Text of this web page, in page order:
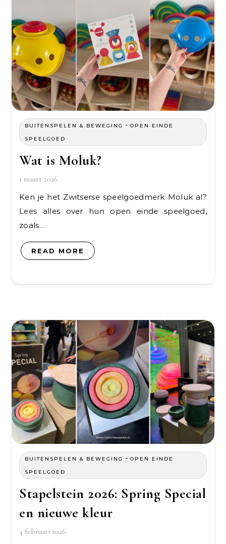
BUITENSPELEN & BEWEGING - OPEN EINDE
SPEELGOED
Wat is Moluk?
1 maart 2026
Ken je het Zwitserse speelgoedmerk Moluk al?
Lees alles over hun open einde speelgoed,
zoals…
READ MORE
BUITENSPELEN & BEWEGING - OPEN EINDE
SPEELGOED
Stapelstein 2026: Spring Special
en nieuwe kleur
4 februari 2026